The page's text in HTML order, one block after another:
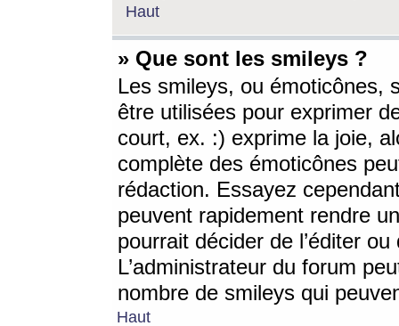
Haut
» Que sont les smileys ?
Les smileys, ou émoticônes,
être utilisées pour exprimer
court, ex. :) exprime la joie,
complète des émoticônes
rédaction. Essayez
peuvent rapidement rendre
pourrait décider de l’éditer
L’administrateur du forum
nombre de smileys qui
Haut